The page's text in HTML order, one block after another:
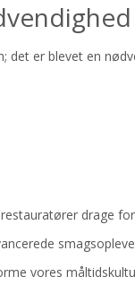
er blevet en
drage
vores